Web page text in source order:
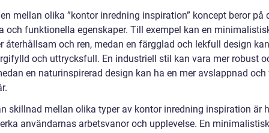
mellan olika ”kontor inredning inspiration” koncept beror på
och funktionella egenskaper. Till exempel kan en
återhållsam och ren, medan en färgglad och lekfull design
och uttrycksfull. En industriell stil kan vara mer robust
en naturinspirerad design kan ha en mer avslappnad
skillnad mellan olika typer av kontor inredning inspiration är
användarnas arbetsvanor och upplevelse. En